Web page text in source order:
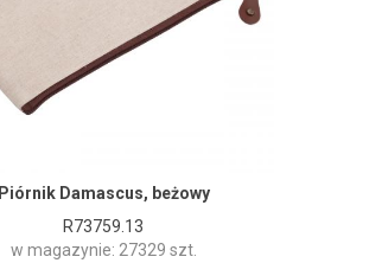
Piórnik Damascus, beżowy
R73759.13
w magazynie: 27329 szt.